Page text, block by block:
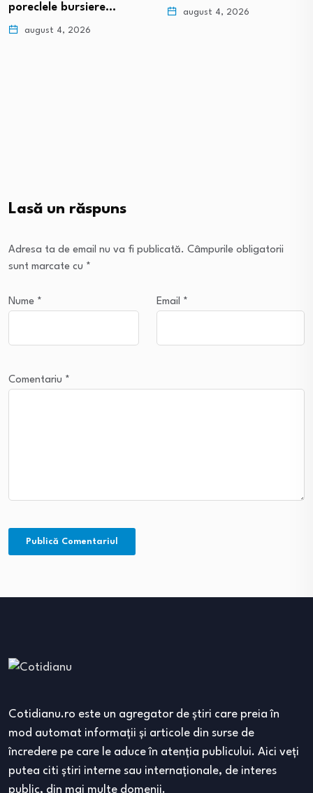
poreclele bursiere…
august 4, 2026
august 4, 2026
Lasă un răspuns
Adresa ta de email nu va fi publicată. Câmpurile obligatorii
sunt marcate cu *
Nume * Email *
Comentariu *
Cotidianu.ro este un agregator de ştiri care preia în
mod automat informaţii şi articole din surse de
încredere pe care le aduce în atenţia publicului. Aici veţi
putea citi ştiri interne sau internaţionale, de interes
public, din mai multe domenii.